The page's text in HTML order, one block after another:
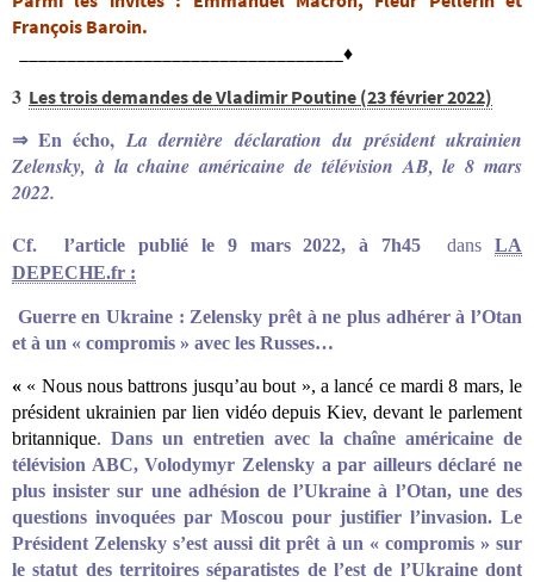
François Baroin.
__________________________________♦
3 Les trois demandes de Vladimir Poutine (23 février 2022)
⇒ En écho,La dernière déclaration du président ukrainien
Zelensky, à la chaine américaine de télévision AB, le 8 mars
2022.
Cf. l’article publié le 9 mars 2022, à 7h45 dansLA
DEPECHE.fr :
Guerre en Ukraine : Zelensky prêt à ne plus adhérer à l’Otan
et à un « compromis » avec les Russes…
« « Nous nous battrons jusqu’au bout », a lancé ce mardi 8 mars, le
président ukrainien par lien vidéo depuis Kiev, devant le parlement
britannique. Dans un entretien avec la chaîne américaine de
télévision ABC, Volodymyr Zelensky a par ailleurs déclaré ne
plus insister sur une adhésion de l’Ukraine à l’Otan, une des
questions invoquées par Moscou pour justifier l’invasion. Le
Président Zelensky s’est aussi dit prêt à un « compromis » sur
le statut des territoires séparatistes de l’est de l’Ukraine dont